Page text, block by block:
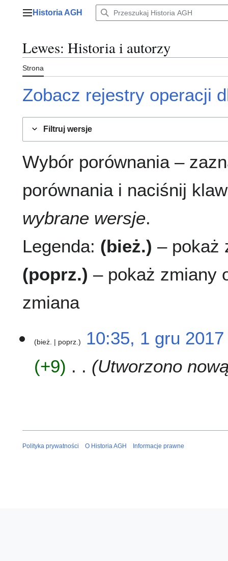
Menu główne
Historia AGH
Lewes: Historia i autorzy
Strona
Zobacz rejestry operacji
Filtruj wersje
Wybór porównania –
porównania i naciśnij
wybrane wersje.
Legenda: (bież.) – pokaż
(poprz.) – pokaż zmiany
zmiana
g
bież. poprz.
10:35, 1 gru 2017
+9
Utworzono
Polityka prywatności O Historia AGH Informacje prawne